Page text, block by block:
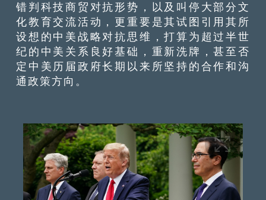
错判科技商贸对抗形势，以及叫停大部分文
化教育交流活动，更重要是其试图引用其所
设想的中美战略对抗思维，打算为超过半世
纪的中美关系良好基础，重新洗牌，甚至否
定中美历届政府长期以来所坚持的合作和沟
通政策方向。